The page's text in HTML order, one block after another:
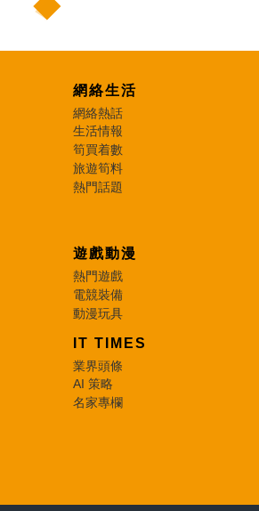
網絡生活
網絡熱話
生活情報
筍買着數
旅遊筍料
熱門話題
遊戲動漫
熱門遊戲
電競裝備
動漫玩具
IT TIMES
業界頭條
AI 策略
名家專欄